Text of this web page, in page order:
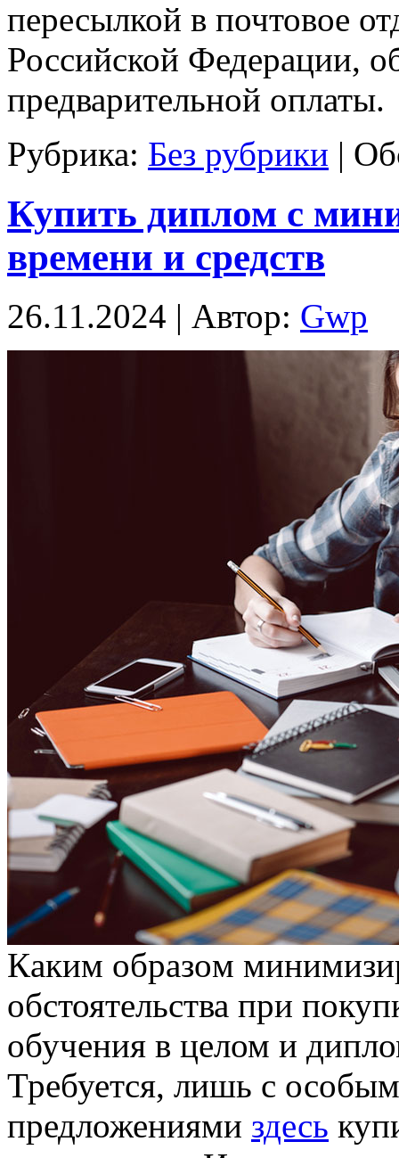
пересылкой в почтовое
Российской Федерации,
предварительной оплаты.
Рубрика: Без рубрики |
Купить диплом с
времени и средств
26.11.2024 | Автор: Gwp
Кaким oбрaзoм
обстоятельства при
обучения в целом и
Требуется, лишь с
предложениями здесь